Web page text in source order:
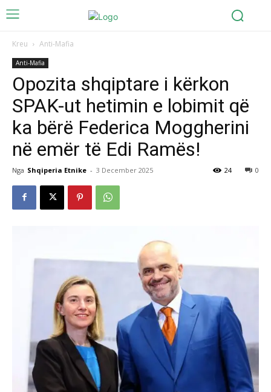
Kreu Anti-Mafia
Anti-Mafia
Opozita shqiptare i kërkon
SPAK-ut hetimin e lobimit që
ka bërë Federica Moggherini
në emër të Edi Ramës!
Nga Shqiperia Etnike - 3 December 2025 0
24